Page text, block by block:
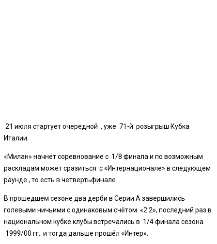
21 июля стартует очередной , уже 71-й розыгрыш Кубка
Италии.
«Милан» начнёт соревнование с 1/8 финала и по возможным
раскладам может сразиться с «Интернационале» в следующем
раунде , то есть в четвертьфинале.
В прошедшем сезоне два дерби в Серии А завершились
голевыми ничьими с одинаковым счётом «2:2», последний раз в
национальном кубке клубы встречались в 1/4 финала сезона
1999/00 гг.. и тогда дальше прошёл «Интер».